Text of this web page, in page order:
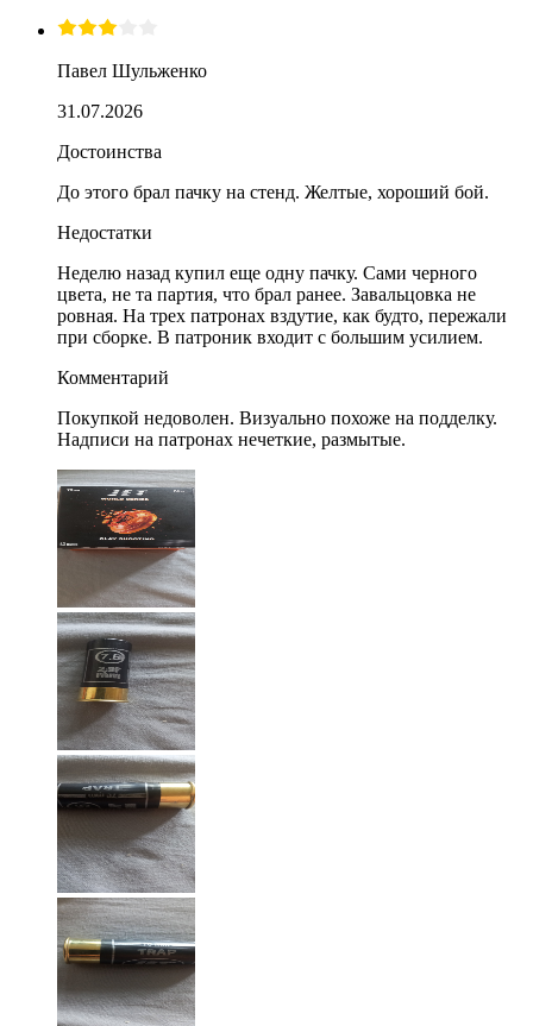
Павел Шульженко
31.07.2026
Достоинства
До этого брал пачку на стенд. Желтые, хороший бой.
Недостатки
Неделю назад купил еще одну пачку. Сами черного
цвета, не та партия, что брал ранее. Завальцовка не
ровная. На трех патронах вздутие, как будто, пережали
при сборке. В патроник входит с большим усилием.
Комментарий
Покупкой недоволен. Визуально похоже на подделку.
Надписи на патронах нечеткие, размытые.